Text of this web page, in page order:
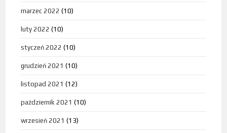
marzec 2022 (10)
luty 2022 (10)
styczeń 2022 (10)
grudzień 2021 (10)
listopad 2021 (12)
październik 2021 (10)
wrzesień 2021 (13)